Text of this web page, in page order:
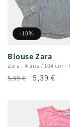
-10%
Blouse Zara
Zara -4 ans / 104 cm -
Prix
5,99 €
Prix
5,39 €